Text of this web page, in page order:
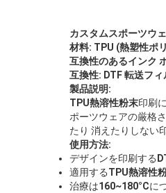
カスタムスポーツウ
材料: TPU (熱塑性ポ
互換性のあるインク
互換性: DTF 転送フィ
製品説明:
TPU熱溶性粉末印刷
ポーツウェアの厳格
たり 消えたりしない
使用方法:
デザインを印刷する
適用するTPU熱溶性
治療は160~180°Cに